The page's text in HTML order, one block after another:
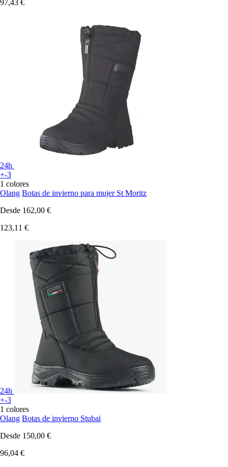
97,43 €
24h
+-3
1 colores
Olang Botas de invierno para mujer St Moritz
Desde 162,00 €
123,11 €
24h
+-3
1 colores
Olang Botas de invierno Stubai
Desde 150,00 €
96,04 €